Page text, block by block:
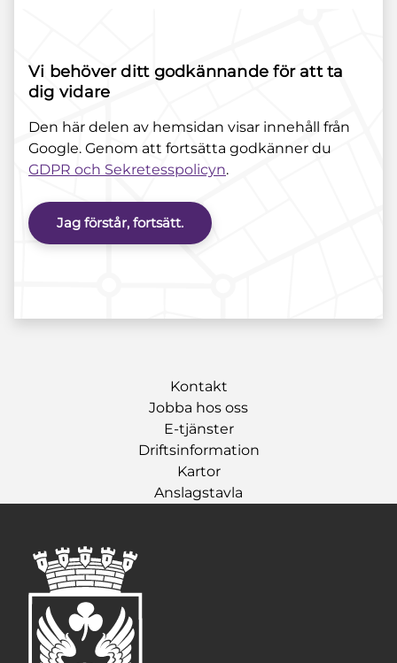
Vi behöver ditt godkännande för att ta
dig vidare
Den här delen av hemsidan visar innehåll från
Google. Genom att fortsätta godkänner du
GDPR och Sekretesspolicyn.
Jag förstår, fortsätt.
Kontakt
Jobba hos oss
E-tjänster
Driftsinformation
Kartor
Anslagstavla